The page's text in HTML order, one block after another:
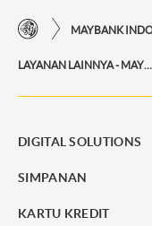
LAYANAN LAINNYA - MAYBANK INDONESIA
DIGITAL SOLUTIONS
SIMPANAN
KARTU KREDIT